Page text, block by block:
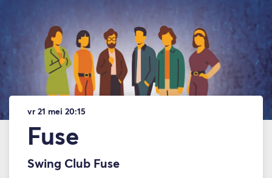
Fuse
Swing Club Fuse
vr 21 mei 20:15